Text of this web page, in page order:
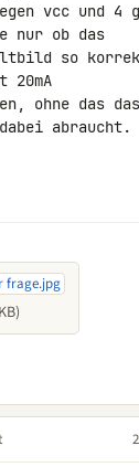
vcc und 4
nur ob das
so
20mA
ohne das
abraucht.